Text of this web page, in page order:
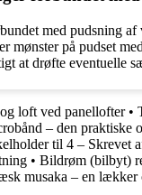
med pudsning
mønster på pudset
at drøfte eventuelle
loft ved panellofter•
– den praktiske
til 4 – Skrevet
• Bildrøm (bilbyt)
musaka – en lækker